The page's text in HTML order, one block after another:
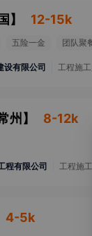
】 12-15k
五险一金 团队聚
设有限公司 工程施
州 】 8-12k
程有限公司 工程施工
4-5k